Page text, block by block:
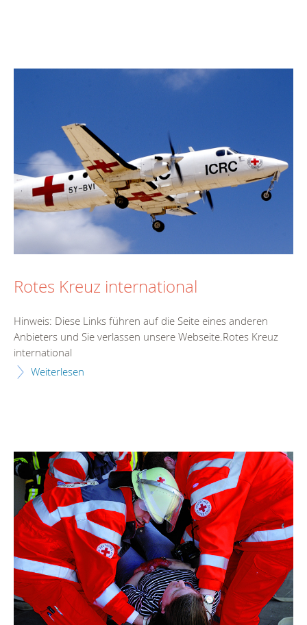
Rotes Kreuz international
Hinweis: Diese Links führen auf die Seite eines anderen
Anbieters und Sie verlassen unsere Webseite.Rotes Kreuz
international
Weiterlesen